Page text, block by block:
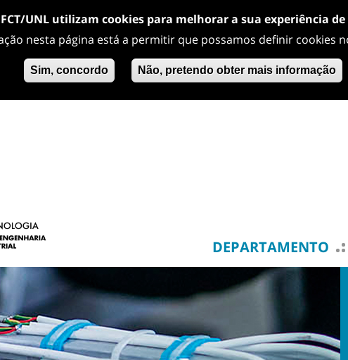
UNL utilizam cookies para melhorar a sua experiência de
nesta página está a permitir que possamos definir cookies
Sim, concordo Não, pretendo obter mais informação
DEPARTAMENTO